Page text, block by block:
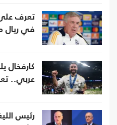
تعرف
في ريال
كارفخال
عربي..
رئيس